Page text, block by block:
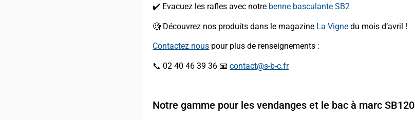
✔️ Evacuez les rafles avec notre benne basculante SB2
🧐 Découvrez nos produits dans le magazine La Vigne du mois d’avril !
Contactez nous pour plus de renseignements :
📞 02 40 46 39 36 📧contact@s-b-c.fr
Notre gamme pour les vendanges et le bac à marc SB120